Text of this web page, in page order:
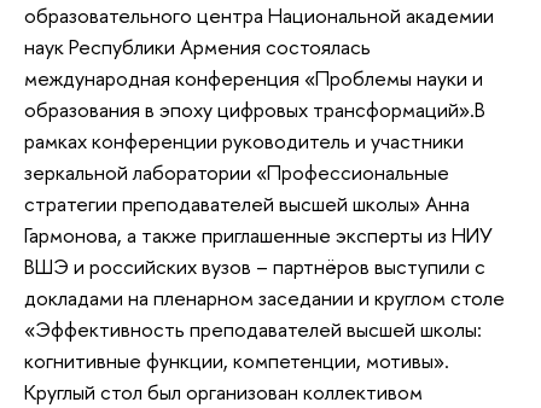
образовательного центра Национальной академии
наук Республики Армения состоялась
международная конференция «Проблемы науки и
образования в эпоху цифровых трансформаций».В
рамках конференции руководитель и участники
зеркальной лаборатории «Профессиональные
стратегии преподавателей высшей школы» Анна
Гармонова, а также приглашенные эксперты из НИУ
ВШЭ и российских вузов – партнёров выступили с
докладами на пленарном заседании и круглом столе
«Эффективность преподавателей высшей школы:
когнитивные функции, компетенции, мотивы».
Круглый стол был организован коллективом